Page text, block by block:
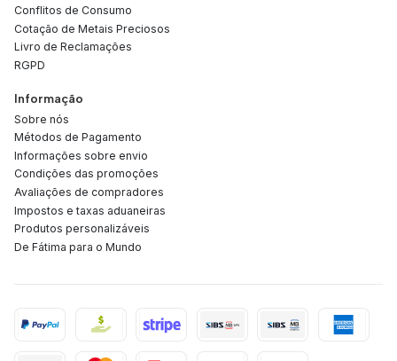
Conflitos de Consumo
Cotação de Metais Preciosos
Livro de Reclamações
RGPD
Informação
Sobre nós
Métodos de Pagamento
Informações sobre envio
Condições das promoções
Avaliações de compradores
Impostos e taxas aduaneiras
Produtos personalizáveis
De Fátima para o Mundo